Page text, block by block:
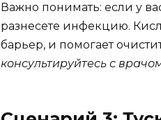
Важно понимать: если у
разнесете инфекцию.
барьер, и помогает
консультируйтесь с